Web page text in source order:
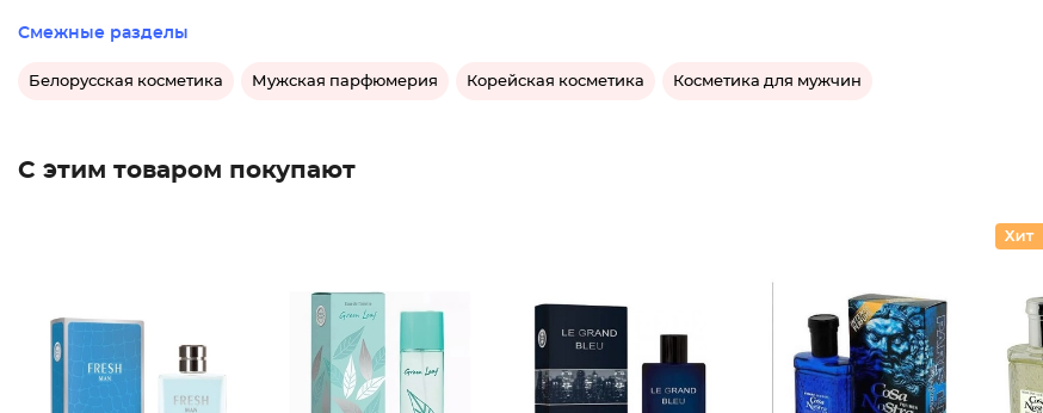
Смежные разделы
Белорусская косметика Мужская парфюмерия Корейская косметика Косметика для мужчин
С этим товаром покупают